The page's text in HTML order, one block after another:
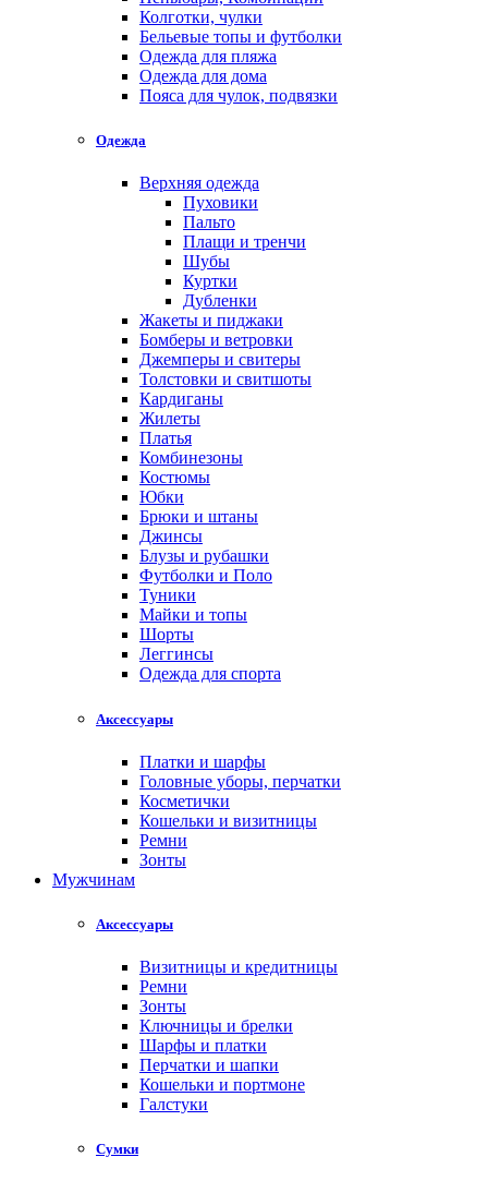
Колготки, чулки
Бельевые топы и футболки
Одежда для пляжа
Одежда для дома
Пояса для чулок, подвязки
Одежда
Верхняя одежда
Пуховики
Пальто
Плащи и тренчи
Шубы
Куртки
Дубленки
Жакеты и пиджаки
Бомберы и ветровки
Джемперы и свитеры
Толстовки и свитшоты
Кардиганы
Жилеты
Платья
Комбинезоны
Костюмы
Юбки
Брюки и штаны
Джинсы
Блузы и рубашки
Футболки и Поло
Туники
Майки и топы
Шорты
Леггинсы
Одежда для спорта
Аксессуары
Платки и шарфы
Головные уборы, перчатки
Косметички
Кошельки и визитницы
Ремни
Зонты
Мужчинам
Аксессуары
Визитницы и кредитницы
Ремни
Зонты
Ключницы и брелки
Шарфы и платки
Перчатки и шапки
Кошельки и портмоне
Галстуки
Сумки